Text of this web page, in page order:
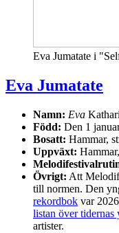
Eva Jumatate i
Eva Jumatate
Namn: Eva
Född: Den 1
Bosatt: Hammar,
Uppväxt:
Övrigt: Att
till normen. Den
rekordbok var 2026
listan över tidernas
artister.